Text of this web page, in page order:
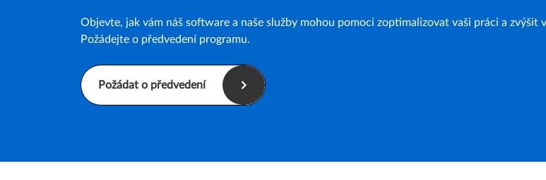
Objevte, jak vám náš software a naše služby mohou pomoci zoptimalizovat vaši práci a zvýšit
Požádejte o předvedení programu.
Požádat o předvedení